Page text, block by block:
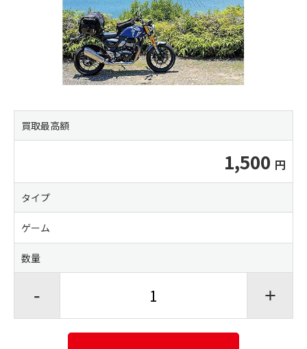
買取最高額
1,500
タイプ
ゲーム
数量
- +